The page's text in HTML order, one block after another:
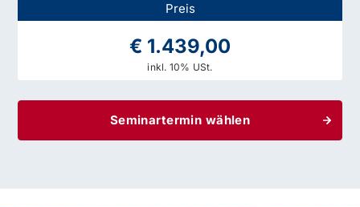
Preis
€ 1.439,00
inkl. 10% USt.
Seminartermin wählen